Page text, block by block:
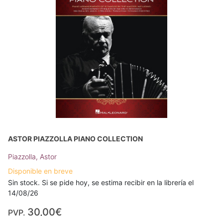
ASTOR PIAZZOLLA PIANO COLLECTION
Piazzolla, Astor
Disponible en breve
Sin stock. Si se pide hoy, se estima recibir en la librería el
14/08/26
PVP. 30,00€